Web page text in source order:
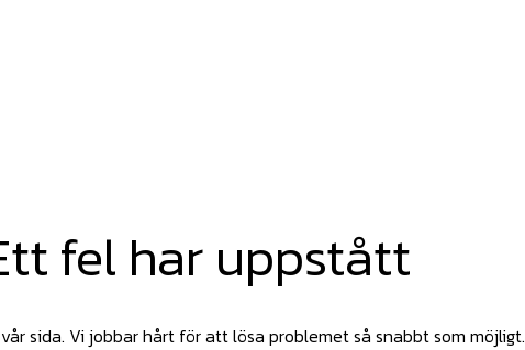
fel har uppstått
sida. Vi jobbar hårt för att lösa problemet så snabbt som möjligt.